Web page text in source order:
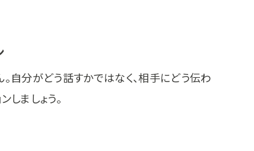
自分がどう話すかではなく、相手にどう伝わ
しましょう。